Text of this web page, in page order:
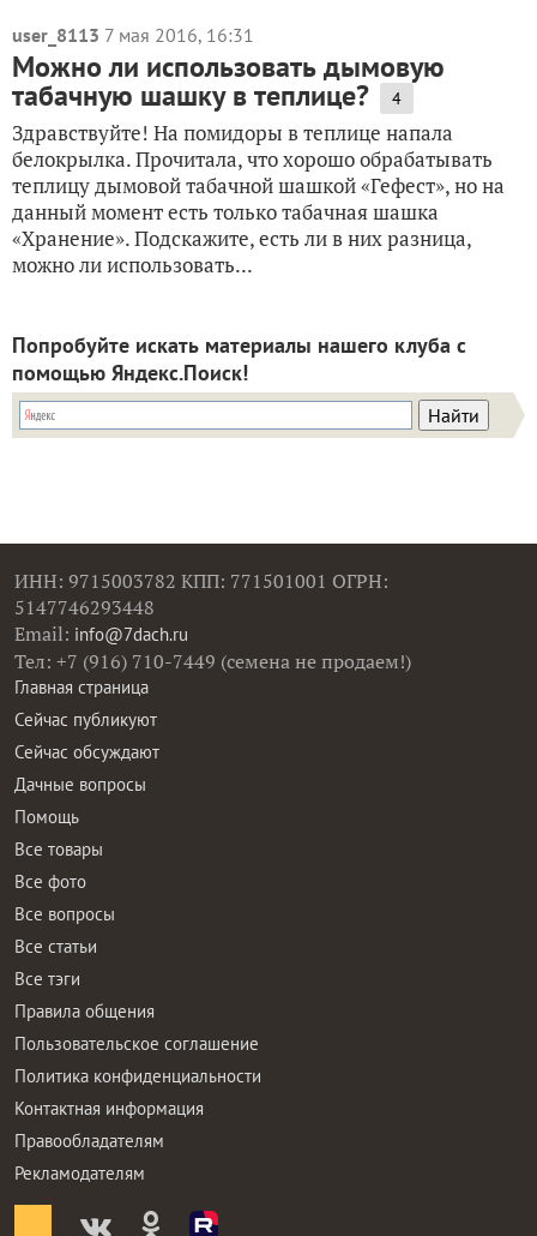
user_8113 7 мая 2016, 16:31
Можно ли использовать дымовую
табачную шашку в теплице? 4
Здравствуйте! На помидоры в теплице напала
белокрылка. Прочитала, что хорошо обрабатывать
теплицу дымовой табачной шашкой «Гефест», но на
данный момент есть только табачная шашка
«Хранение». Подскажите, есть ли в них разница,
можно ли использовать...
Попробуйте искать материалы нашего клуба с
помощью Яндекс.Поиск!
ИНН: 9715003782 КПП: 771501001 ОГРН:
5147746293448
Email: info@7dach.ru
Тел: +7 (916) 710-7449 (семена не продаем!)
Главная страница
Сейчас публикуют
Сейчас обсуждают
Дачные вопросы
Помощь
Все товары
Все фото
Все вопросы
Все статьи
Все тэги
Правила общения
Пользовательское соглашение
Политика конфиденциальности
Контактная информация
Правообладателям
Рекламодателям